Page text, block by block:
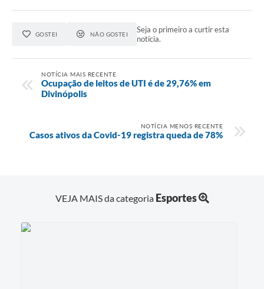
GOSTEI NÃO GOSTEI
Seja o primeiro a curtir esta
notícia.
NOTÍCIA MAIS RECENTE
Ocupação de leitos de UTI é de 29,76% em
Divinópolis
NOTÍCIA MENOS RECENTE
Casos ativos da Covid-19 registra queda de 78%
VEJA MAIS da categoria Esportes